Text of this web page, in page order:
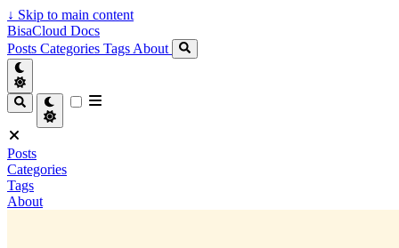
↓ Skip to main content
BisaCloud Docs
Posts Categories Tags About
Posts
Categories
Tags
About